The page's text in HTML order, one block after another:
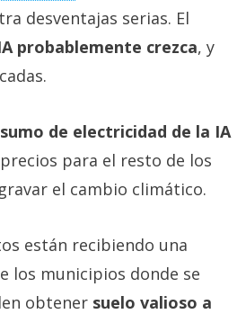
desventajas serias. El
probablemente crezca, y
de electricidad de la IA
para el resto de los
el cambio climático.
están recibiendo una
los municipios donde se
obtener suelo valioso a